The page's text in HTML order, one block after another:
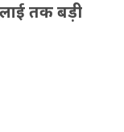
तक बड़ी